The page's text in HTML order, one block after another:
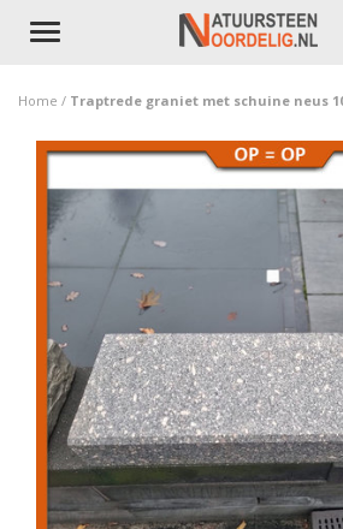
Toggle
Home / Traptrede graniet met schuine neus